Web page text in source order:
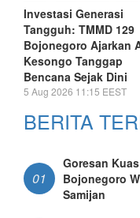
Investasi Generasi
Tangguh: TMMD 129
Bojonegoro Ajarkan
Kesongo Tanggap
Bencana Sejak Dini
5 Aug 2026 11:15 EEST
BERITA
01
Goresan
Bojonegoro
Samijan